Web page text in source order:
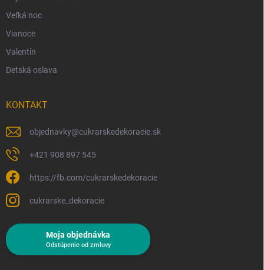
Veľká noc
Vianoce
Valentín
Detská oslava
KONTAKT
objednavky@cukrarskedekoracie.sk
+421 908 897 545
https://fb.com/cukrarskedekoracie
cukrarske_dekoracie
Moja objednávka
Odstúpenie od zmluvy